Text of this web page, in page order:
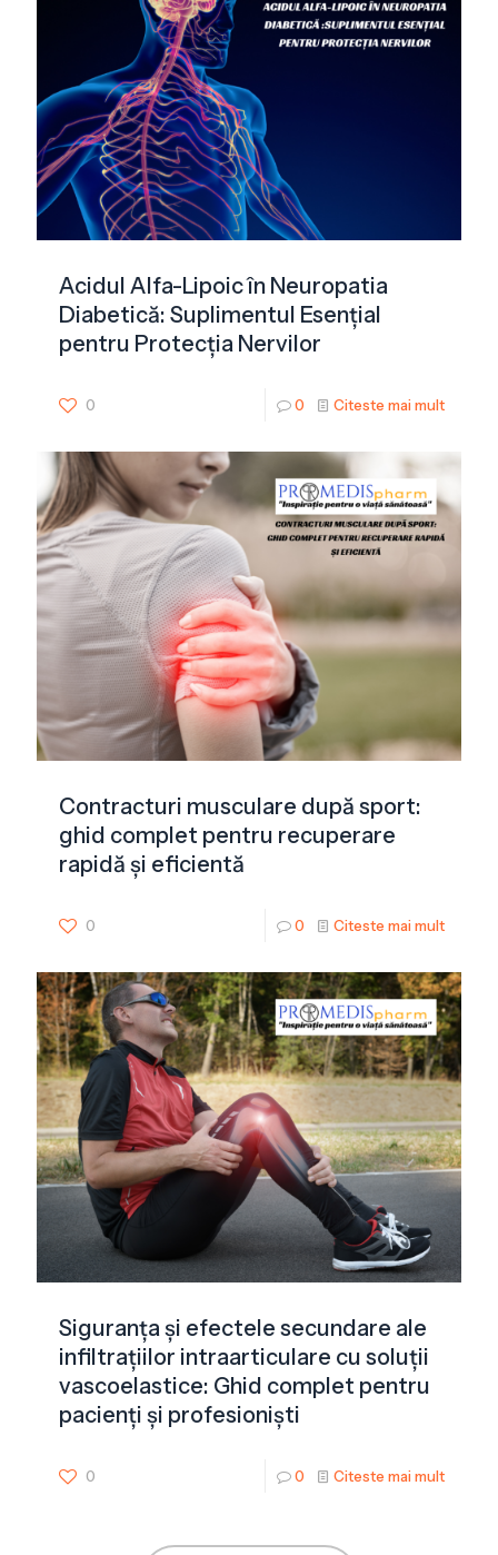
Acidul Alfa-Lipoic în Neuropatia
Diabetică: Suplimentul Esențial
pentru Protecția Nervilor
0 0 Citeste mai mult
Contracturi musculare după sport:
ghid complet pentru recuperare
rapidă și eficientă
0 0 Citeste mai mult
Siguranța și efectele secundare ale
infiltrațiilor intraarticulare cu soluții
vascoelastice: Ghid complet pentru
pacienți și profesioniști
0 0 Citeste mai mult